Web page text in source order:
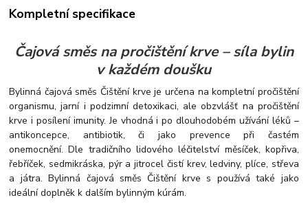
Kompletní specifikace
Čajová směs na pročištění krve – síla bylin
v každém doušku
Bylinná čajová směs Čištění krve je určena na kompletní pročištění
organismu, jarní i podzimní detoxikaci, ale obzvlášť na pročištění
krve i posílení imunity. Je vhodná i po dlouhodobém užívání léků –
antikoncepce, antibiotik, či jako prevence při častém
onemocnění.Dle tradičního lidového léčitelství měsíček, kopřiva,
řebříček, sedmikráska, pýr a jitrocel čistí krev, ledviny, plíce, střeva
a játra. Bylinná čajová směs Čištění krve s používá také jako
ideální doplněk k dalším bylinným kúrám.